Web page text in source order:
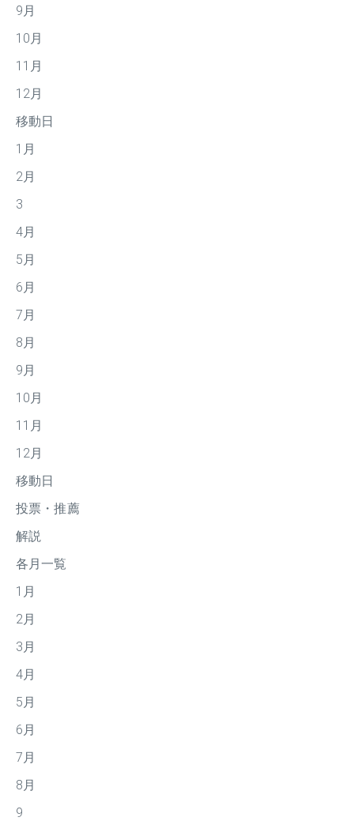
9月
10月
11月
12月
移動日
1月
2月
3
4月
5月
6月
7月
8月
9月
10月
11月
12月
移動日
投票・推薦
解説
各月一覧
1月
2月
3月
4月
5月
6月
7月
8月
9